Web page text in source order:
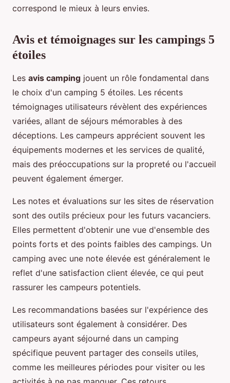
correspond le mieux à leurs envies.
Avis et témoignages sur les campings 5
étoiles
Les avis camping jouent un rôle fondamental dans
le choix d'un camping 5 étoiles. Les récents
témoignages utilisateurs révèlent des expériences
variées, allant de séjours mémorables à des
déceptions. Les campeurs apprécient souvent les
équipements modernes et les services de qualité,
mais des préoccupations sur la propreté ou l'accueil
peuvent également émerger.
Les notes et évaluations sur les sites de réservation
sont des outils précieux pour les futurs vacanciers.
Elles permettent d'obtenir une vue d'ensemble des
points forts et des points faibles des campings. Un
camping avec une note élevée est généralement le
reflet d'une satisfaction client élevée, ce qui peut
rassurer les campeurs potentiels.
Les recommandations basées sur l'expérience des
utilisateurs sont également à considérer. Des
campeurs ayant séjourné dans un camping
spécifique peuvent partager des conseils utiles,
comme les meilleures périodes pour visiter ou les